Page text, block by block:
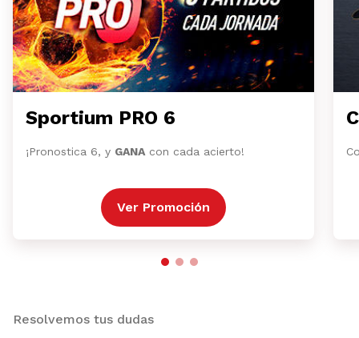
Sportium PRO 6
¡Pronostica 6, y GANA con cada acierto!
Ver Promoción
Resolvemos tus dudas